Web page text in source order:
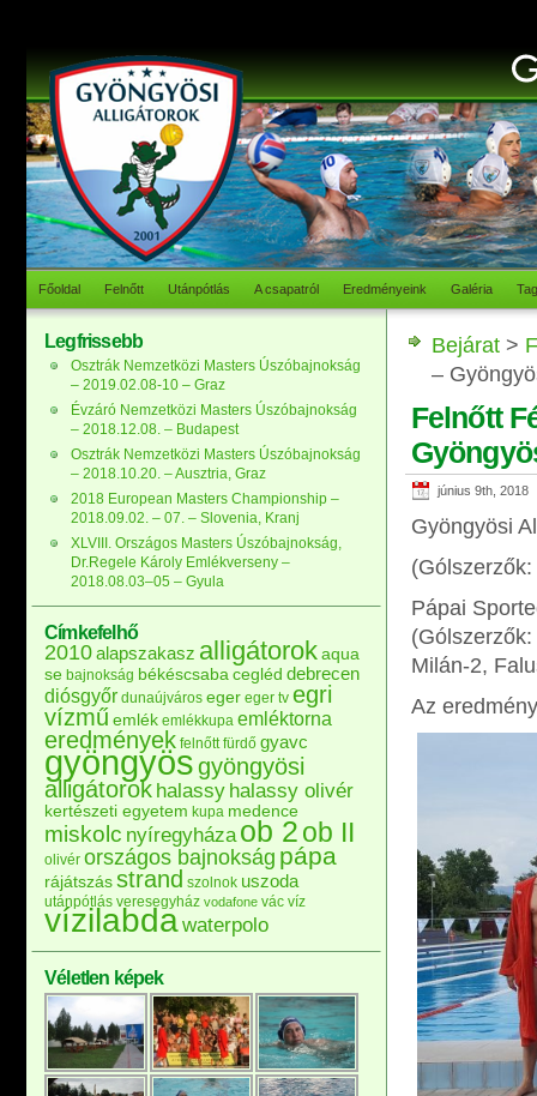
Főoldal Felnőtt Utánpótlás A csapatról Eredményeink Galéria
Bejárat >
–
Felnőtt
június 9th, 2018
Gyöngyösi
Pápai
Milán-2,
Az
Legfrissebb
Osztrák Nemzetközi Masters Úszóbajnokság
– 2019.02.08-10 – Graz
Évzáró Nemzetközi Masters Úszóbajnokság
– 2018.12.08. – Budapest
Osztrák Nemzetközi Masters Úszóbajnokság
– 2018.10.20. – Ausztria, Graz
2018 European Masters Championship –
2018.09.02. – 07. – Slovenia, Kranj
XLVIII. Országos Masters Úszóbajnokság,
Dr.Regele Károly Emlékverseny –
2018.08.03–05 – Gyula
Címkefelhő
2010alapszakasz alligátorokaqua
se bajnokság békéscsaba cegléd debrecen
diósgyőr dunaújváros eger eger tv egri
vízműemlék emlékkupa emléktorna
eredmények felnőtt fürdő gyavc
gyöngyösgyöngyösi
alligátorok halassy halassy olivér
kertészeti egyetem kupa medence
miskolc nyíregyháza ob 2ob II
olivér országos bajnokság pápa
rájátszás strand szolnok uszoda
utánpótlás veresegyház vodafone vác víz
vízilabdawaterpolo
Véletlen képek